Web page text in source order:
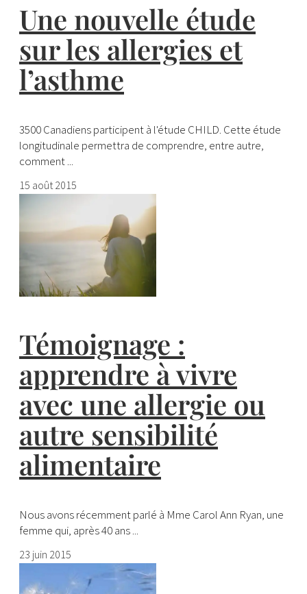
Une nouvelle étude
sur les allergies et
l’asthme
3500 Canadiens participent à l'étude CHILD. Cette étude
longitudinale permettra de comprendre, entre autre,
comment ...
15 août 2015
Témoignage :
apprendre à vivre
avec une allergie ou
autre sensibilité
alimentaire
Nous avons récemment parlé à Mme Carol Ann Ryan, une
femme qui, après 40 ans ...
23 juin 2015